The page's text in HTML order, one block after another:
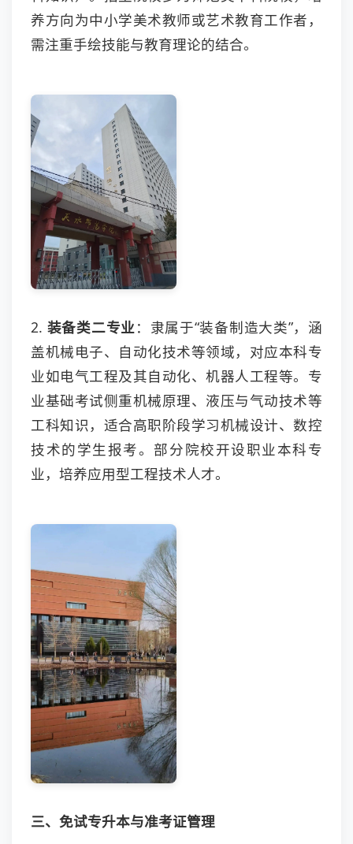
养方向为中小学美术教师或艺术教育工作者，
需注重手绘技能与教育理论的结合。
2. 装备类二专业 ：隶属于“装备制造大类”，涵
盖机械电子、自动化技术等领域，对应本科专
业如电气工程及其自动化、机器人工程等。专
业基础考试侧重机械原理、液压与气动技术等
工科知识，适合高职阶段学习机械设计、数控
技术的学生报考。部分院校开设职业本科专
业，培养应用型工程技术人才。
三、免试专升本与准考证管理